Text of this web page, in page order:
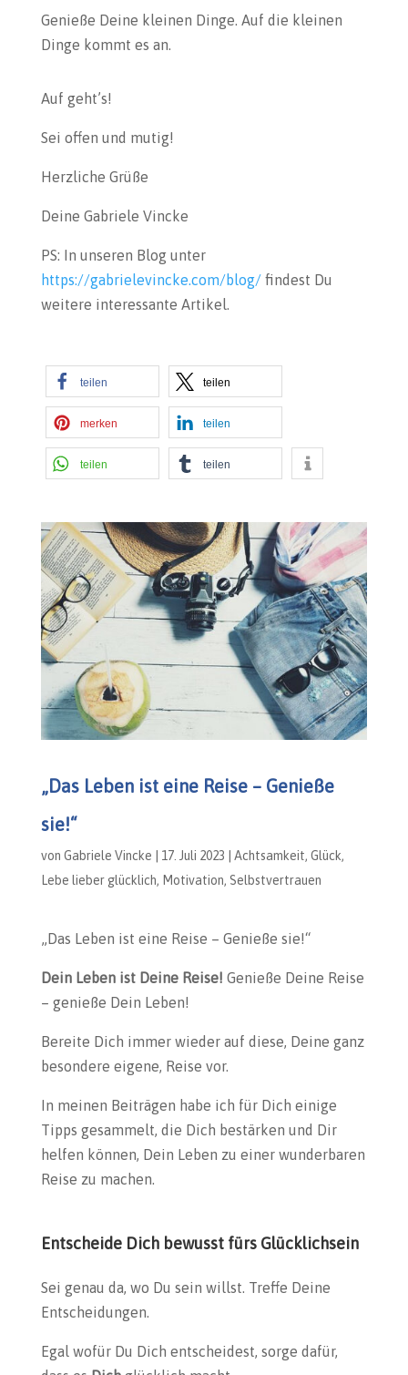
Genieße Deine kleinen Dinge. Auf die kleinen
Dinge kommt es an.
Auf geht’s!
Sei offen und mutig!
Herzliche Grüße
Deine Gabriele Vincke
PS: In unseren Blog unter
https://gabrielevincke.com/blog/findest Du
weitere interessante Artikel.
teilen teilen
merken teilen
teilen teilen
„Das Leben ist eine Reise – Genieße
sie!“
von Gabriele Vincke 17. Juli 2023 Achtsamkeit, Glück,
Lebe lieber glücklich, Motivation, Selbstvertrauen
„Das Leben ist eine Reise – Genieße sie!“
Dein Leben ist Deine Reise! Genieße Deine Reise
– genieße Dein Leben!
Bereite Dich immer wieder auf diese, Deine ganz
besondere eigene, Reise vor.
In meinen Beiträgen habe ich für Dich einige
Tipps gesammelt, die Dich bestärken und Dir
helfen können, Dein Leben zu einer wunderbaren
Reise zu machen.
Entscheide Dich bewusst fürs Glücklichsein
Sei genau da, wo Du sein willst. Treffe Deine
Entscheidungen.
Egal wofür Du Dich entscheidest, sorge dafür,